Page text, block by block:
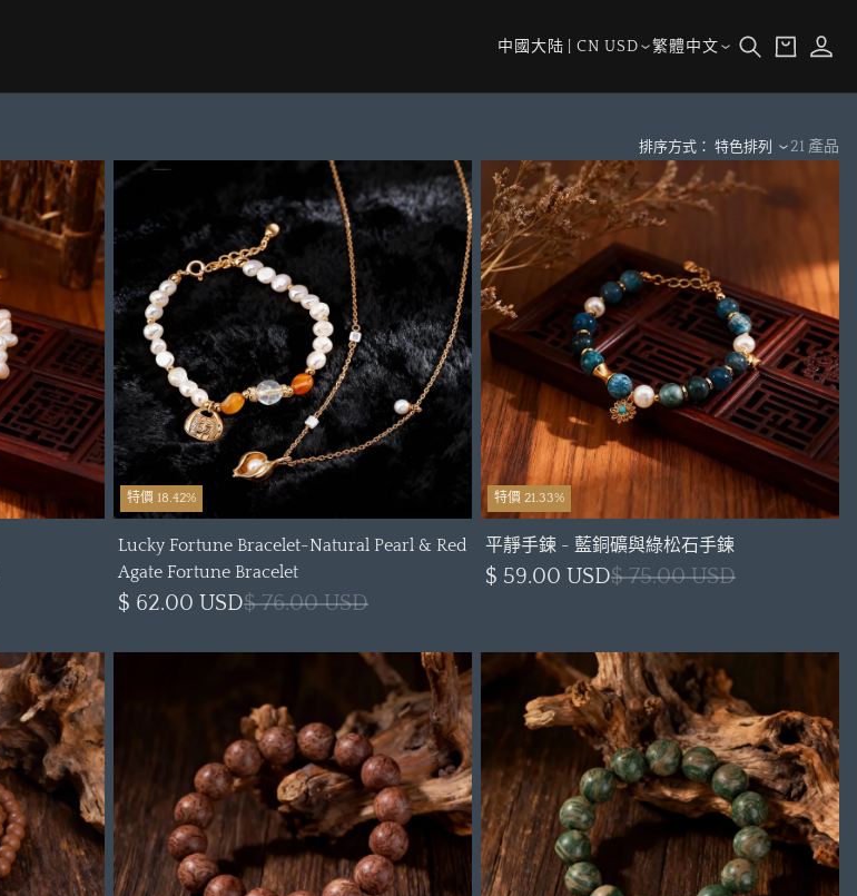
國
地
中國大陆 | CN USD
語
繁體中文
物
登
入
排序方式： 特色排列 21 產品
特價 18.42%
Lucky Fortune Bracelet-Natural Pearl & Red
Agate Fortune Bracelet
$ 62.00 USD$ 76.00 USD
特價 21.33%
平靜手鍊 - 藍銅礦與綠松石手鍊
$ 59.00 USD$ 75.00 USD